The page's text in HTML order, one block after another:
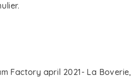
Factory april 2021- La Boverie,